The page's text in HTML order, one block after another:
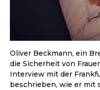
Oliver Beckmann, ein
die Sicherheit von
Interview mit der
beschrieben, wie er mit